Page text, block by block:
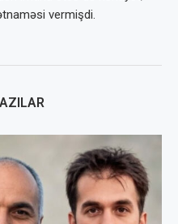
vermişdi.